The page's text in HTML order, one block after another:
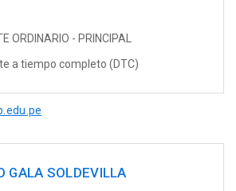
ORDINARIO - PRINCIPAL
a tiempo completo (DTC)
GALA SOLDEVILLA